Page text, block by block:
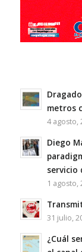
metros
4 agosto,
Diego
servicio
1 agosto,
31 julio,
¿Cuál